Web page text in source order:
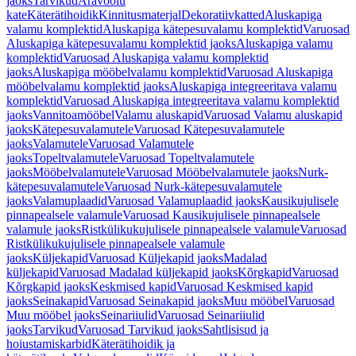
kateKäterätihoidikKinnitusmaterjalDekoratiivkattedAluskapiga
valamu komplektidAluskapiga kätepesuvalamu komplektidVaruosad
Aluskapiga kätepesuvalamu komplektid jaoksAluskapiga valamu
komplektidVaruosad Aluskapiga valamu komplektid
jaoksAluskapiga mööbelvalamu komplektidVaruosad Aluskapiga
mööbelvalamu komplektid jaoksAluskapiga integreeritava valamu
komplektidVaruosad Aluskapiga integreeritava valamu komplektid
jaoksVannitoamööbelValamu aluskapidVaruosad Valamu aluskapid
jaoksKätepesuvalamuteleVaruosad Kätepesuvalamutele
jaoksValamuteleVaruosad Valamutele
jaoksTopeltvalamuteleVaruosad Topeltvalamutele
jaoksMööbelvalamuteleVaruosad Mööbelvalamutele jaoksNurk-
kätepesuvalamuteleVaruosad Nurk-kätepesuvalamutele
jaoksValamuplaadidVaruosad Valamuplaadid jaoksKausikujulisele
pinnapealsele valamuleVaruosad Kausikujulisele pinnapealsele
valamule jaoksRistkülikukujulisele pinnapealsele valamuleVaruosad
Ristkülikukujulisele pinnapealsele valamule
jaoksKüljekapidVaruosad Küljekapid jaoksMadalad
küljekapidVaruosad Madalad küljekapid jaoksKõrgkapidVaruosad
Kõrgkapid jaoksKeskmised kapidVaruosad Keskmised kapid
jaoksSeinakapidVaruosad Seinakapid jaoksMuu mööbelVaruosad
Muu mööbel jaoksSeinariiulidVaruosad Seinariiulid
jaoksTarvikudVaruosad Tarvikud jaoksSahtlisisud ja
hoiustamiskarbidKäterätihoidik ja